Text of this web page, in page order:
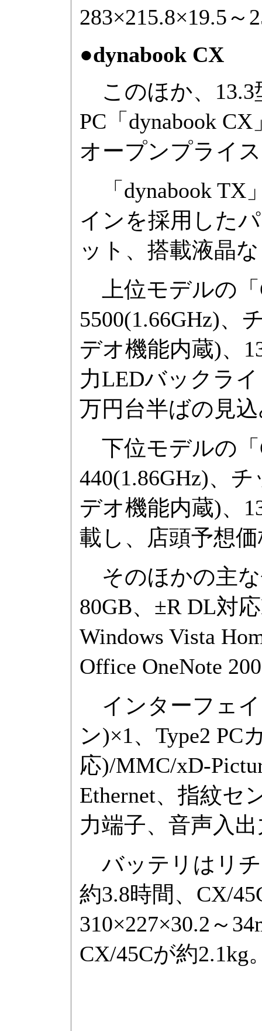
283×215.8×19.5
●dynabook CX
このほか、13.3
PC「dynabook
オープンプライ
「dynabook TX
インを採用した
ット、搭載液晶
上位モデルの「
5500(1.66GHz)、
デオ機能内蔵)、
力LEDバックラ
万円台半ばの見
下位モデルの「
440(1.86GHz)、
デオ機能内蔵)、
載し、店頭予想
そのほかの主な
80GB、±R DL対
Windows Vista
Office OneNote
インターフェイ
ン)×1、Type2 PC
応)/MMC/xD-
Ethernet、指紋セ
力端子、音声入
バッテリはリチ
約3.8時間、CX/
310×227×30.2～
CX/45Cが約2.1kg